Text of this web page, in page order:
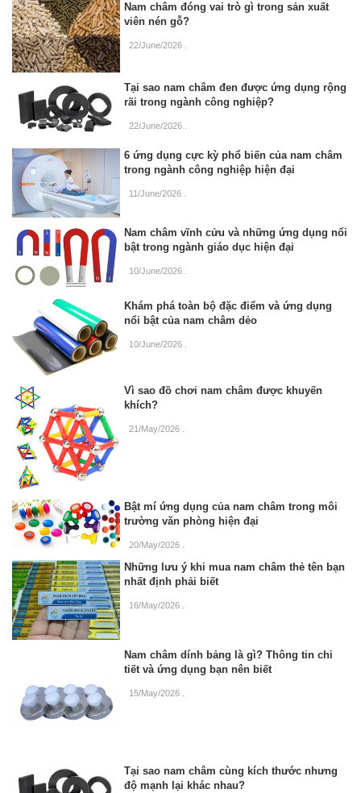
Nam châm đóng vai trò gì trong sản xuất
viên nén gỗ?
22/June/2026
Tại sao nam châm đen được ứng dụng rộng
rãi trong ngành công nghiệp?
22/June/2026
6 ứng dụng cực kỳ phổ biến của nam châm
trong ngành công nghiệp hiện đại
11/June/2026
Nam châm vĩnh cửu và những ứng dụng nổi
bật trong ngành giáo dục hiện đại
10/June/2026
Khám phá toàn bộ đặc điểm và ứng dụng
nổi bật của nam châm dẻo
10/June/2026 .
Vì sao đồ chơi nam châm được khuyến
khích?
21/May/2026
Bật mí ứng dụng của nam châm trong môi
trường văn phòng hiện đại
20/May/2026
Những lưu ý khi mua nam châm thẻ tên bạn
nhất định phải biết
16/May/2026
Nam châm dính bảng là gì? Thông tin chi
tiết và ứng dụng bạn nên biết
15/May/2026
Tại sao nam châm cùng kích thước nhưng
độ mạnh lại khác nhau?